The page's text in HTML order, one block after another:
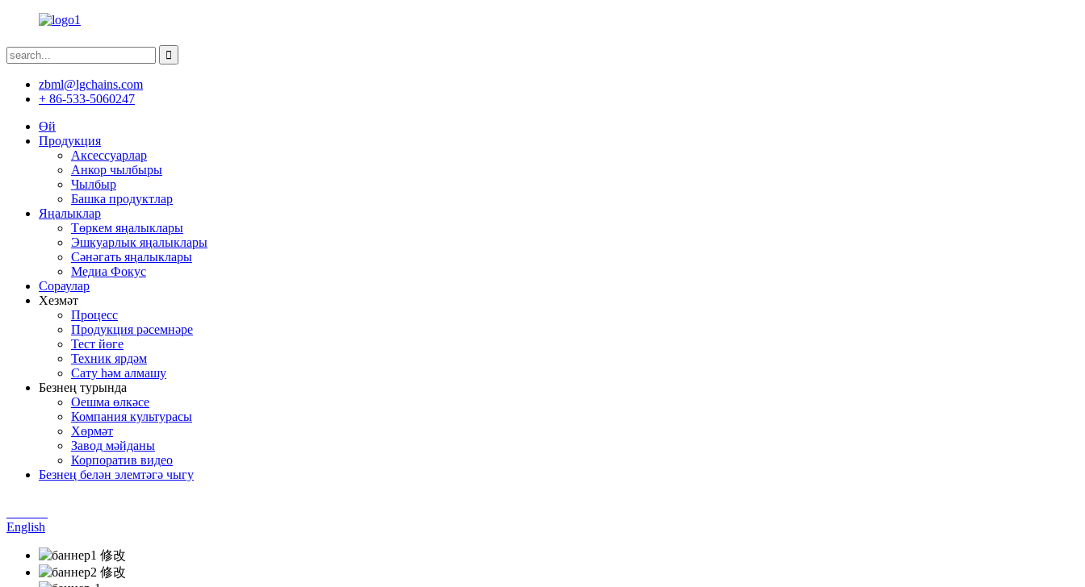
zbml@lgchains.com
+ 86-533-5060247
Өй
Продукция
Аксессуарлар
Анкор чылбыры
Чылбыр
Башка продуктлар
Яңалыклар
Төркем яңалыклары
Эшкуарлык яңалыклары
Сәнәгать яңалыклары
Медиа Фокус
Сораулар
Хезмәт
Процесс
Продукция рәсемнәре
Тест йөге
Техник ярдәм
Сату һәм алмашу
Безнең турында
Оешма өлкәсе
Компания культурасы
Хөрмәт
Завод мәйданы
Корпоратив видео
Безнең белән элемтәгә чыгу
English